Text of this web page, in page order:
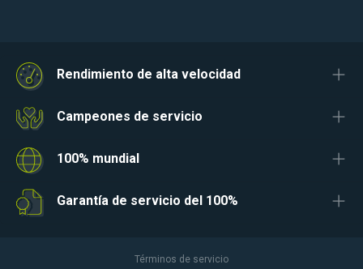
Rendimiento de alta velocidad
Campeones de servicio
100% mundial
Garantía de servicio del 100%
Términos de servicio